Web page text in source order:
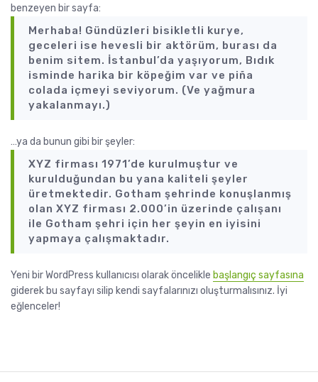
benzeyen bir sayfa:
Merhaba! Gündüzleri bisikletli kurye,
geceleri ise hevesli bir aktörüm, burası da
benim sitem. İstanbul’da yaşıyorum, Bıdık
isminde harika bir köpeğim var ve piña
colada içmeyi seviyorum. (Ve yağmura
yakalanmayı.)
…ya da bunun gibi bir şeyler:
XYZ firması 1971’de kurulmuştur ve
kurulduğundan bu yana kaliteli şeyler
üretmektedir. Gotham şehrinde konuşlanmış
olan XYZ firması 2.000’in üzerinde çalışanı
ile Gotham şehri için her şeyin en iyisini
yapmaya çalışmaktadır.
Yeni bir WordPress kullanıcısı olarak öncelikle başlangıç sayfasına
giderek bu sayfayı silip kendi sayfalarınızı oluşturmalısınız. İyi
eğlenceler!